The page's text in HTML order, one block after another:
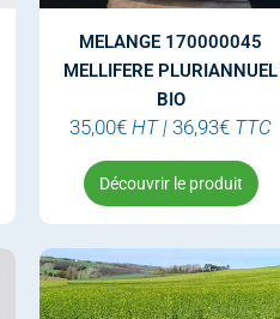
MELANGE 170000045
MELLIFERE PLURIANNUEL
BIO
35,00€ HT | 36,93€ TTC
Découvrir le produit